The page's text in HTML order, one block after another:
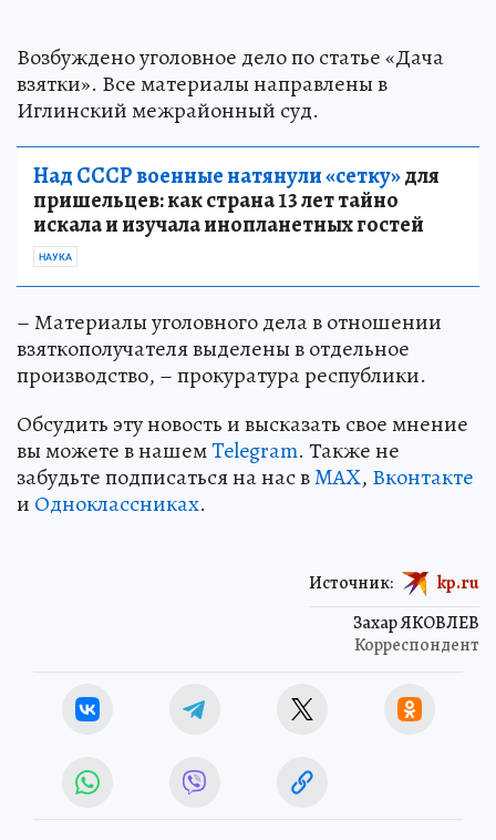
Возбуждено уголовное дело по статье «Дача
взятки». Все материалы направлены в
Иглинский межрайонный суд.
Над СССР военные натянули «сетку»для
пришельцев: как страна 13 лет тайно
искала и изучала инопланетных гостей
НАУКА
– Материалы уголовного дела в отношении
взяткополучателя выделены в отдельное
производство, – прокуратура республики.
Обсудить эту новость и высказать свое мнение
вы можете в нашемTelegram. Также не
забудьте подписаться на нас вMAX, Вконтакте
и Одноклассниках.
Захар ЯКОВЛЕВ
Корреспондент
Источник: kp.ru